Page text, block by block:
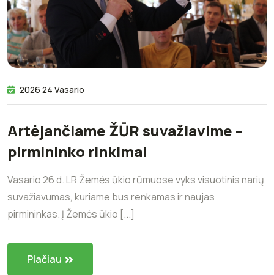
2026 24 Vasario
Artėjančiame ŽŪR suvažiavime –
pirmininko rinkimai
Vasario 26 d. LR Žemės ūkio rūmuose vyks visuotinis narių
suvažiavumas, kuriame bus renkamas ir naujas
pirmininkas. Į Žemės ūkio [...]
Plačiau